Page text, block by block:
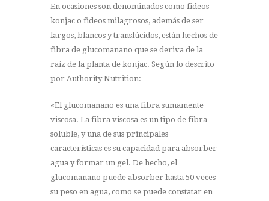
En ocasiones son denominados como fideos
konjac o fideos milagrosos, además de ser
largos, blancos y translúcidos, están hechos de
fibra de glucomanano que se deriva de la
raíz de la planta de konjac. Según lo descrito
por Authority Nutrition:
«El glucomanano es una fibra sumamente
viscosa. La fibra viscosa es un tipo de fibra
soluble, y una de sus principales
características es su capacidad para absorber
agua y formar un gel. De hecho, el
glucomanano puede absorber hasta 50 veces
su peso en agua, como se puede constatar en